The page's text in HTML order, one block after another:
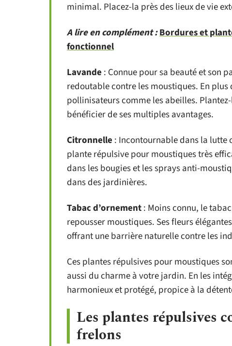
minimal. Placez-la près des lieux de vie
A lire en complément :Bordures et
fonctionnel
Lavande : Connue pour sa beauté et son
redoutable contre les moustiques. En
pollinisateurs comme les abeilles.
bénéficier de ses multiples avantages.
Citronnelle : Incontournable dans la lutte
plante répulsive pour moustiques très
dans les bougies et les sprays anti-
dans des jardinières.
Tabac d’ornement: Moins connu, le
repousser moustiques. Ses fleurs
offrant une barrière naturelle contre les
Ces plantes répulsives pour moustiques
aussi du charme à votre jardin. En les
harmonieux et protégé, propice à la
Les plantes répulsives
frelons